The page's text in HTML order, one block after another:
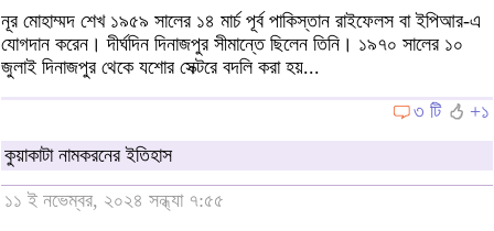
নূর মোহাম্মদ শেখ ১৯৫৯ সালের ১৪ মার্চ পূর্ব পাকিস্তান রাইফেলস বা ইপিআর-এ
যোগদান করেন। দীর্ঘদিন দিনাজপুর সীমান্তে ছিলেন তিনি। ১৯৭০ সালের ১০
জুলাই দিনাজপুর থেকে যশোর সেক্টরে বদলি করা হয়...
৩ টি
+১
কুয়াকাটা নামকরনের ইতিহাস
১১ ই নভেম্বর, ২০২৪ সন্ধ্যা ৭:৫৫